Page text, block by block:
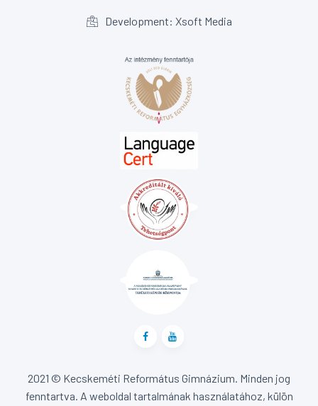
Development: Xsoft Media
2021 © Kecskeméti Református Gimnázium. Minden jog
fenntartva. A weboldal tartalmának használatához, külön